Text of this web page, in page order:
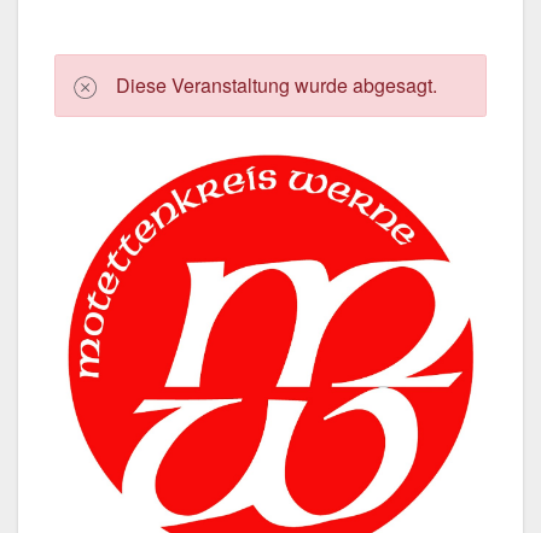
Die­se Ver­an­stal­tung wur­de abge­sagt.